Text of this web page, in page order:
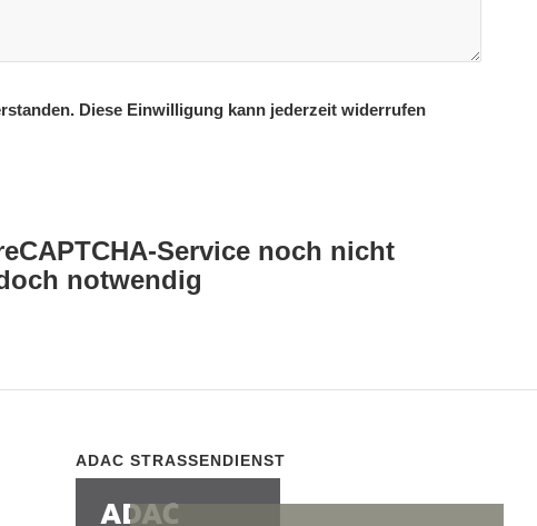
Diese Einwilligung kann jederzeit widerrufen
Service noch nicht
notwendig
ADAC STRASSENDIENST